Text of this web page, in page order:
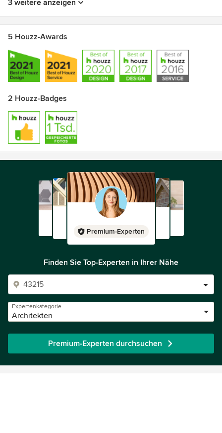
3 weitere anzeigen
5 Houzz-Awards
2 Houzz-Badges
Premium-Experten
Finden Sie Top-Experten in Ihrer Nähe
Expertenkategorie
Architekten
Premium-Experten durchsuchen